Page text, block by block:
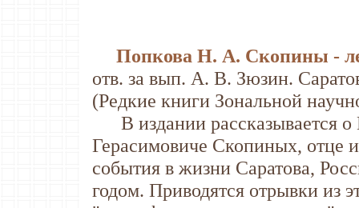
Попкова Н. А. Скопины -
отв. за вып. А. В. Зюзин.
(Редкие книги Зональной
В издании рассказывается о
Герасимовиче Скопиных, отце
события в жизни Саратова,
годом. Приводятся отрывки из